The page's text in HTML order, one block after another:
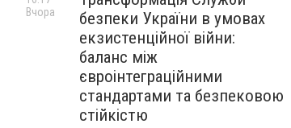
безпеки України в умовах
екзистенційної війни:
баланс між
євроінтеграційними
стандартами та безпековою
стійкістю
Вчора